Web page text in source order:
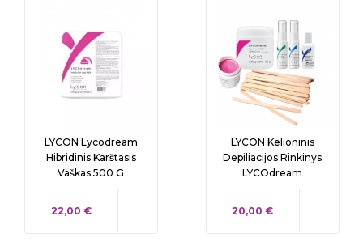
LYCON Lycodream
Hibridinis Karštasis
Vaškas 500 G
KAINA
22,00 €
LYCON Kelioninis
Depiliacijos Rinkinys
LYCOdream
KAINA
20,00 €